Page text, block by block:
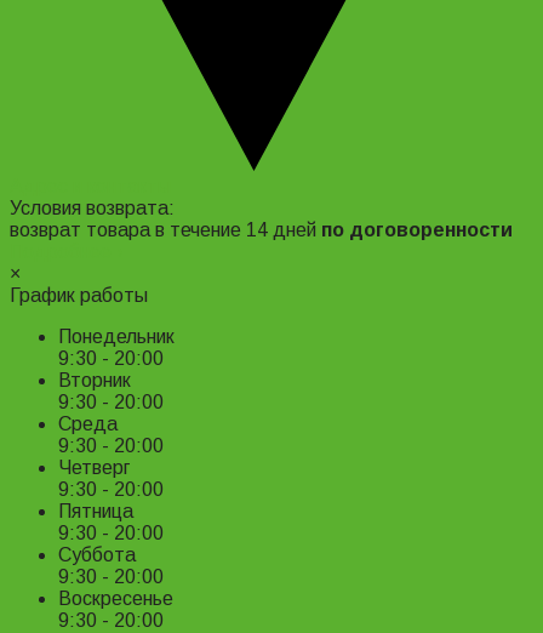
Условия возврата:
возврат товара в течение 14 дней по договоренности
×
График работы
Понедельник
9:30 - 20:00
Вторник
9:30 - 20:00
Среда
9:30 - 20:00
Четверг
9:30 - 20:00
Пятница
9:30 - 20:00
Суббота
9:30 - 20:00
Воскресенье
9:30 - 20:00